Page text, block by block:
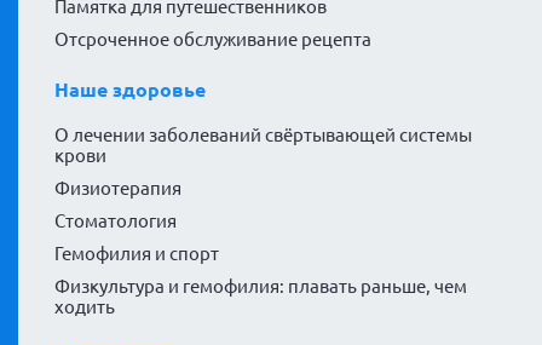
Памятка для путешественников
Отсроченное обслуживание рецепта
Наше здоровье
О лечении заболеваний свёртывающей системы
крови
Физиотерапия
Стоматология
Гемофилия и спорт
Физкультура и гемофилия: плавать раньше, чем
ходить